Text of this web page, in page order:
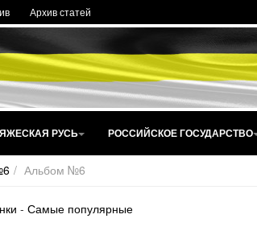
Архив статей
РУСЬ РОССИЙСКОЕ ГОСУДАРСТВО
Альбом №6
-Самые популярные